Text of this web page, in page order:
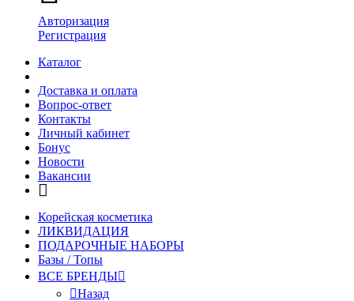
Авторизация
Регистрация
Каталог
Доставка и оплата
Вопрос-ответ
Контакты
Личный кабинет
Бонус
Новости
Вакансии
Корейская косметика
ЛИКВИДАЦИЯ
ПОДАРОЧНЫЕ НАБОРЫ
Базы / Топы
ВСЕ БРЕНДЫ
Назад